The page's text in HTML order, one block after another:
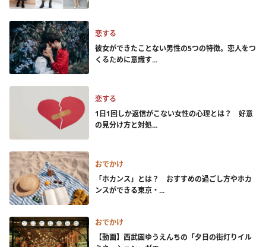
恋する
彼女ができたことない男性の5つの特徴。恋人をつ
くるために意識す...
恋する
1日1回しか返信がこない女性の心理とは？ 好意
の見分け方と対処...
おでかけ
「ホカンス」とは？ おすすめの過ごし方やホカ
ンスができる東京・...
おでかけ
【動画】西武園ゆうえんちの「夕日の街灯りイル